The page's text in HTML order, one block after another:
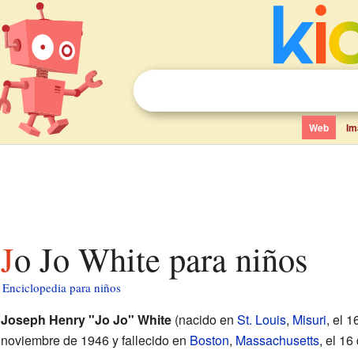
Web
Jo Jo White para niños
Enciclopedia para niños
Joseph Henry "Jo Jo" White(nacido en St. Louis, Misuri, el
noviembre de 1946 y fallecido en Boston, Massachusetts, el 16